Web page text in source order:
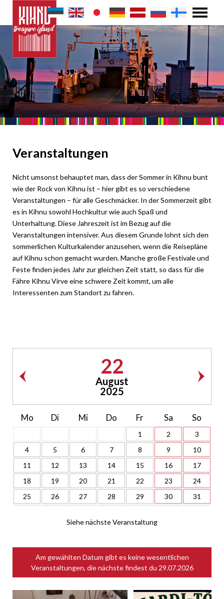
Veranstaltungen
Nicht umsonst behauptet man, dass der Sommer in Kihnu bunt
wie der Rock von Kihnu ist – hier gibt es so verschiedene
Veranstaltungen – für alle Geschmäcker. In der Sommerzeit gibt
es in Kihnu sowohl Hochkultur wie auch Spaß und
Unterhaltung. Diese Jahreszeit ist im Bezug auf die
Veranstaltungen intensiver. Aus diesem Grunde lohnt sich den
sommerlichen Kulturkalender anzusehen, wenn die Reisepläne
auf Kihnu schon gemacht wurden. Manche große Festivale und
Feste finden jedes Jahr zur gleichen Zeit statt, so dass für die
Fähre Kihnu Virve eine schwere Zeit kommt, um alle
Interessenten zum Standort zu fahren.
22
August
2025
Mo Di Mi Do Fr Sa So
1 2
3
4
5 6 7 8 9
10
11
12 13 14 15 16
17
18
19 20 21 22 23
24
25
26 27 28 29 30 31
Siehe nächste Veranstaltung
Am gewählten Datum gibt es keine wesentlichen
Veranstaltungen, die nächste findest du 29.07.2026